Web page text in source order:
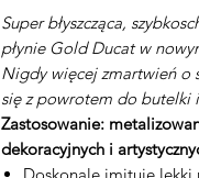
Super błyszcząca,
płynie Gold Ducat w
Nigdy więcej zmartwień o
się z powrotem do butelki
Zastosowanie:
dekoracyjnych i